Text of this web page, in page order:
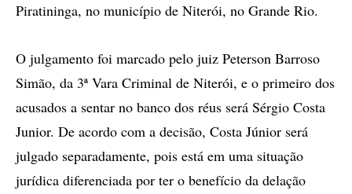
Piratininga, no município de Niterói, no Grande Rio.
O julgamento foi marcado pelo juiz Peterson Barroso
Simão, da 3ª Vara Criminal de Niterói, e o primeiro dos
acusados a sentar no banco dos réus será Sérgio Costa
Junior. De acordo com a decisão, Costa Júnior será
julgado separadamente, pois está em uma situação
jurídica diferenciada por ter o benefício da delação